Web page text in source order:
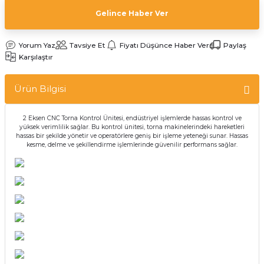
Gelince Haber Ver
Yorum Yaz Tavsiye Et Fiyatı Düşünce Haber Ver
Paylaş
Karşılaştır
Ürün Bilgisi
2 Eksen CNC Torna Kontrol Ünitesi, endüstriyel işlemlerde hassas kontrol ve
yüksek verimlilik sağlar. Bu kontrol ünitesi, torna makinelerindeki hareketleri
hassas bir şekilde yönetir ve operatörlere geniş bir işleme yeteneği sunar. Hassas
kesme, delme ve şekillendirme işlemlerinde güvenilir performans sağlar.